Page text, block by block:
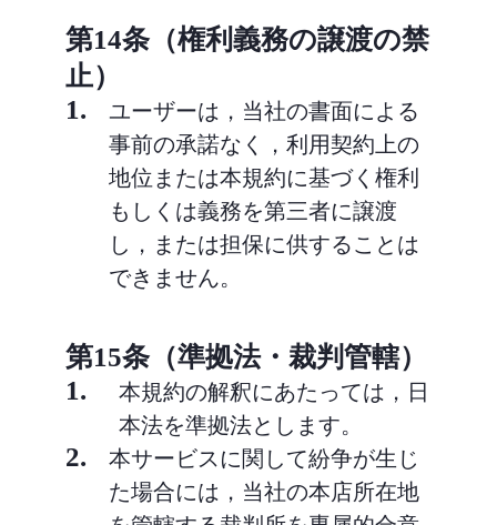
第14条（権利義務の譲渡の禁
止）
1.
ユーザーは，当社の書面による
事前の承諾なく，利用契約上の
地位または本規約に基づく権利
もしくは義務を第三者に譲渡
し，または担保に供することは
できません。
第15条（準拠法・裁判管轄）
1.
本規約の解釈にあたっては，日
本法を準拠法とします。
2.
本サービスに関して紛争が生じ
た場合には，当社の本店所在地